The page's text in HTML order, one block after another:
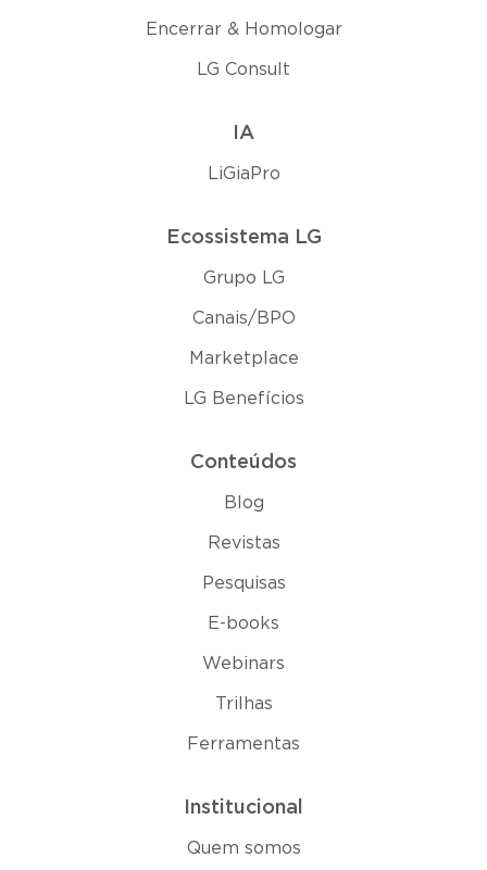
Encerrar & Homologar
LG Consult
IA
LiGiaPro
Ecossistema LG
Grupo LG
Canais/BPO
Marketplace
LG Benefícios
Conteúdos
Blog
Revistas
Pesquisas
E-books
Webinars
Trilhas
Ferramentas
Institucional
Quem somos